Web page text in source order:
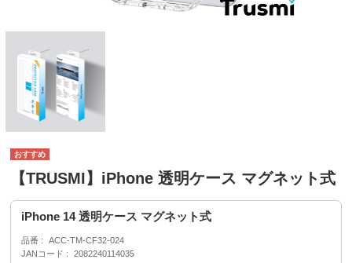
【TRUSMI】iPhone 透明ケース マグネット式
iPhone 14 透明ケース マグネット式
品番
ACC-TM-CF32-024
JANコード
2082240114035